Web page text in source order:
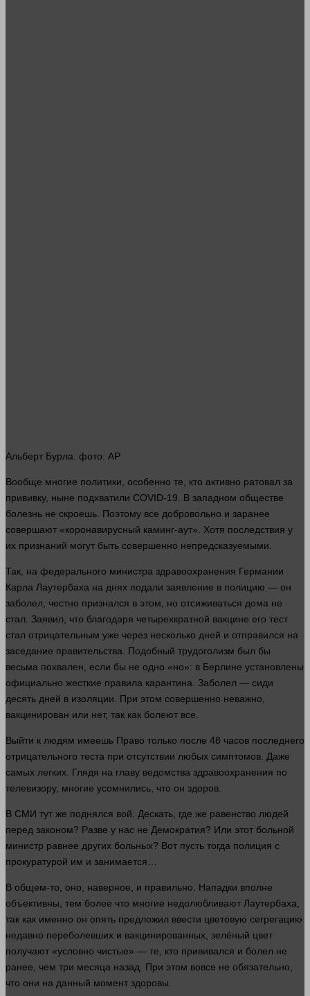
Альберт Бурла. фото: AP
Вообще многие политики, особенно те, кто активно ратовал за
прививку, ныне подхватили COVID-19. В западном обществе
болезнь не скроешь. Поэтому все добровольно и заранее
совершают «коронавирусный каминг-аут». Хотя последствия у
их признаний могут быть совершенно непредсказуемыми.
Так, на федерального министра здравоохранения Германии
Карла Лаутербаха на днях подали заявление в полицию — он
заболел, честно признался в этом, но отсиживаться дома не
стал . Заявил, что благодаря четырехкратной вакцине его тест
стал отрицательным уже через несколько дней и отправился на
заседание правительства. Подобный трудоголизм был бы
весьма похвален, если бы не одно «но»: в Берлине установлены
официально жесткие правила карантина. Заболел — сиди
десять дней в изоляции. При этом совершенно неважно,
вакцинирован или нет, так как болеют все.
Выйти к людям имеешь Право только после 48 часов последнего
отрицательного теста при отсутствии любых симптомов. Даже
самых легких. Глядя на главу ведомства здравоохранения по
телевизору, многие усомнились, что он здоров.
В СМИ тут же поднялся вой. Дескать, где же равенство людей
перед законом? Разве у нас не Демократия? Или этот больной
министр равнее других больных? Вот пусть тогда полиция с
прокуратурой им и занимается…
В общем-то, оно, наверное, и правильно. Нападки вполне
объективны, тем более что многие недолюбливают Лаутербаха,
так как именно он опять предложил ввести цветовую сегрегацию
недавно переболевших и вакцинированных, зелёный цвет
получают «условно чистые» — те, кто прививался и болел не
ранее, чем три месяца назад. При этом вовсе не обязательно,
что они на данный момент здоровы.